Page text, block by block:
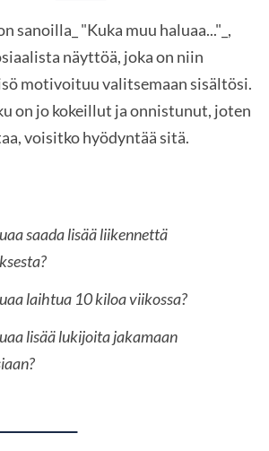
sanoilla_ "Kuka muu haluaa..."_,
näyttöä, joka on niin
motivoituu valitsemaan sisältösi.
on jo kokeillut ja onnistunut, joten
voisitko hyödyntää sitä.
saada lisää liikennettä
laihtua 10 kiloa viikossa?
lisää lukijoita jakamaan